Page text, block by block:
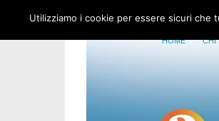
HOME CHI
Utilizziamo i cookie per essere sicuri che